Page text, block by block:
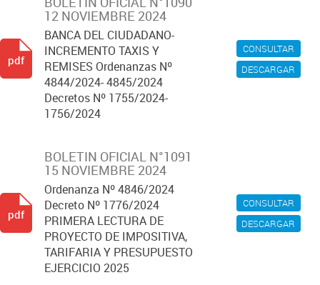
CONSULTAR
DESCARGAR
12 NOVIEMBRE 2024
BANCA DEL CIUDADANO-
INCREMENTO TAXIS Y
REMISES Ordenanzas Nº
4844/2024- 4845/2024
Decretos Nº 1755/2024-
1756/2024
pdf
CONSULTAR
DESCARGAR
BOLETIN OFICIAL N°1091
15 NOVIEMBRE 2024
Ordenanza Nº 4846/2024
Decreto Nº 1776/2024
PRIMERA LECTURA DE
PROYECTO DE IMPOSITIVA,
TARIFARIA Y PRESUPUESTO
EJERCICIO 2025
pdf